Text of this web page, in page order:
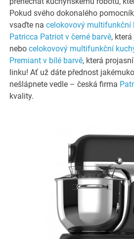
Pokud svého dokonalého
vsaďte nacelokovový multifunkční
Patricca Patriot v černé barvě,
nebocelokovový multifunkční
Premiant v bílé barvě, která
linku! Ať už dáte přednost
nešlápnete vedle – česká firma
kvality.